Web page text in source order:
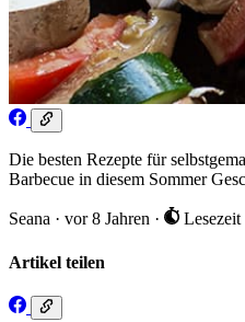
Die besten Rezepte für
Barbecue in diesem Sommer
Seana · vor 8 Jahren · Lesezeit
Artikel teilen